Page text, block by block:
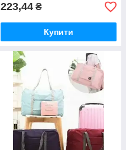
223,44 ₴
Купити